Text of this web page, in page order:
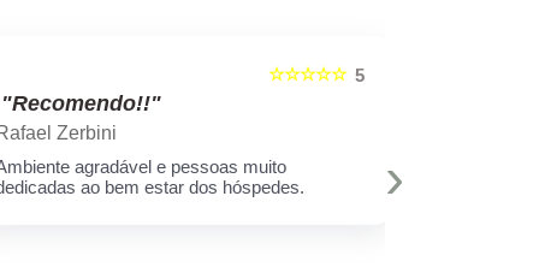
5
☆☆☆☆☆
"Recomendo!!"
Zerbini
agradável e pessoas muito
ao bem estar dos hóspedes.
›